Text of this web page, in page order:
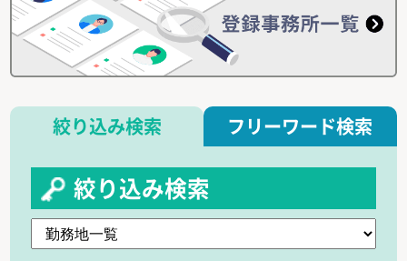
絞り込み検索 フリーワード検索
絞り込み検索